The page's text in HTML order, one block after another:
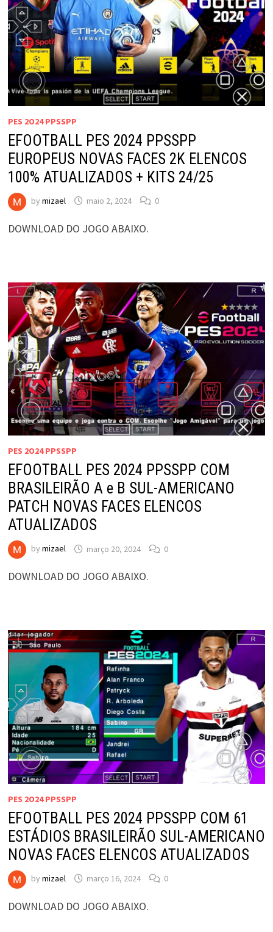
PES 2O24 PPSSPP
EFOOTBALL PES 2024 PPSSPP
EUROPEUS NOVAS FACES 2K ELENCOS
100% ATUALIZADOS + KITS 24/25
by mizael maio 2, 2024 0
DOWNLOAD DO JOGO ABAIXO.
PES 2O24 PPSSPP
EFOOTBALL PES 2024 PPSSPP COM
BRASILEIRÃO A e B SUL-AMERICANO
PATCH NOVAS FACES ELENCOS
ATUALIZADOS
by mizael março 20, 2024 0
DOWNLOAD DO JOGO ABAIXO.
PES 2O24 PPSSPP
EFOOTBALL PES 2024 PPSSPP COM 61
ESTÁDIOS BRASILEIRÃO SUL-AMERICANO
NOVAS FACES ELENCOS ATUALIZADOS
by mizael março 16, 2024 0
DOWNLOAD DO JOGO ABAIXO.